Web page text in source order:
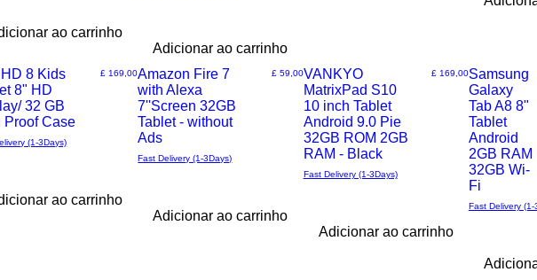
ao carrinho
Adicionar ao carrinho
Offer 8 Kids
8" HD
32 GB
Proof Case
Preço
£ 169,00
(1-3Days)
ao carrinho
Visualização
rápida
Amazon Fire 7
with Alexa
7''Screen 32GB
Tablet - without
Ads
Preço
£ 59,00
Fast Delivery (1-3Days)
Adicionar ao carrinho
Visualização
rápida
VANKYO
MatrixPad S10
10 inch Tablet
Android 9.0 Pie
32GB ROM 2GB
RAM - Black
Preço
£ 169,00
Fast Delivery (1-3Days)
Adicionar ao carrinho
Visualização
rápida
Samsung
Galaxy
Tab A8 8"
Tablet
Android
2GB RAM
32GB Wi-
Fi
Fast Delivery (1-